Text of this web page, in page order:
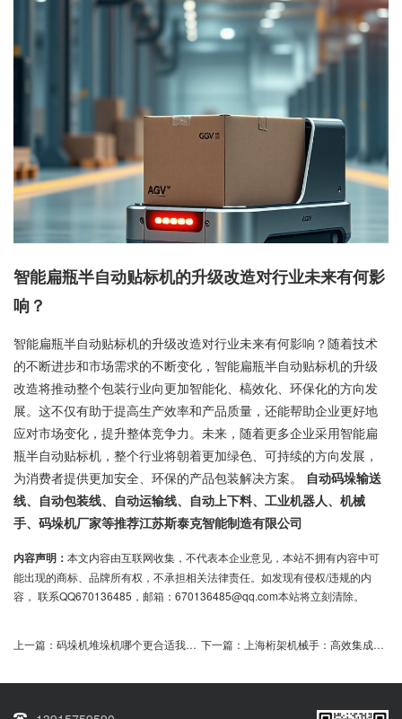
智能扁瓶半自动贴标机的升级改造对行业未来有何影
响？
智能扁瓶半自动贴标机的升级改造对行业未来有何影响？随着技术
的不断进步和市场需求的不断变化，智能扁瓶半自动贴标机的升级
改造将推动整个包装行业向更加智能化、槁效化、环保化的方向发
展。这不仅有助于提高生产效率和产品质量，还能帮助企业更好地
应对市场变化，提升整体竞争力。未来，随着更多企业采用智能扁
瓶半自动贴标机，整个行业将朝着更加绿色、可持续的方向发展，
为消费者提供更加安全、环保的产品包装解决方案。 自动码垛输送
线、自动包装线、自动运输线、自动上下料、工业机器人、机械
手、码垛机厂家等推荐江苏斯泰克智能制造有限公司
内容声明： 本文内容由互联网收集，不代表本企业意见，本站不拥有内容中可
能出现的商标、品牌所有权，不承担相关法律责任。如发现有侵权/违规的内
容， 联系QQ670136485，邮箱：670136485@qq.com本站将立刻清除。
上一篇： 码垛机堆垛机哪个更合适我的工厂需求 下一篇： 上海桁架机械手：高效集成解决方案，寻找最佳供应商